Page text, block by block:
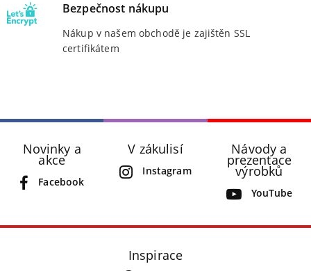
Bezpečnost nákupu
Nákup v našem obchodě je zajištěn SSL
certifikátem
Novinky a
akce
Facebook
V zákulisí
Instagram
Návody a
prezentace
výrobků
YouTube
Inspirace